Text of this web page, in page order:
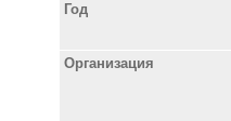
Год
Организация